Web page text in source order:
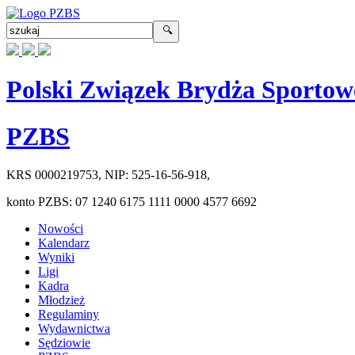
Polski Związek Brydża
PZBS
KRS 0000219753, NIP: 525-16-56-918,
konto PZBS: 07 1240 6175 1111 0000 4577 6692
Nowości
Kalendarz
Wyniki
Ligi
Kadra
Młodzież
Regulaminy
Wydawnictwa
Sędziowie